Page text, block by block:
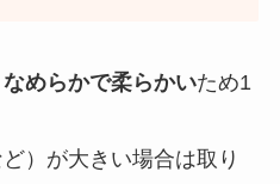
なめらかで柔らかいため1
）が大きい場合は取り